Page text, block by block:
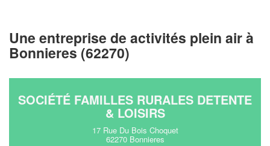
Une entreprise de activités plein air à
Bonnieres (62270)
SOCIÉTÉ FAMILLES RURALES DETENTE
& LOISIRS
17 Rue Du Bois Choquet
62270 Bonnieres
nouveaux clients